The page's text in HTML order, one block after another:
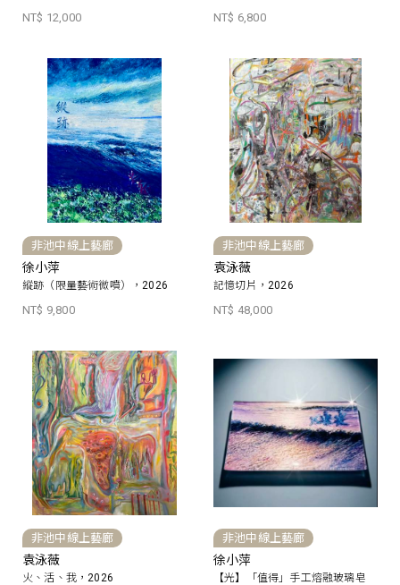
NT$ 12,000 NT$ 6,800
非池中線上藝廊
徐小萍
縱跡（限量藝術微噴），2026
NT$ 9,800
非池中線上藝廊
袁泳薇
記憶切片，2026
NT$ 48,000
非池中線上藝廊
袁泳薇
火、活、我，2026
非池中線上藝廊
徐小萍
【光】「值得」手工熔融玻璃皂